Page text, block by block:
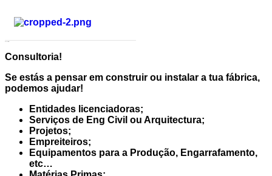
Consultoria!
Se estás a pensar em construir ou instalar a tua fábrica,
podemos ajudar!
Entidades licenciadoras;
Serviços de Eng Civil ou Arquitectura;
Projetos;
Empreiteiros;
Equipamentos para a Produção, Engarrafamento,
etc…